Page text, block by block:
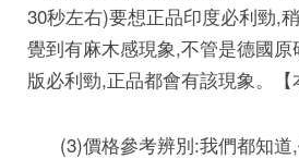
30秒左右)要想正品印度必利勁,
覺到有麻木感現象,不管是德國
版必利勁,正品都會有該現象。【
(3)價格參考辨別:我們都知道,